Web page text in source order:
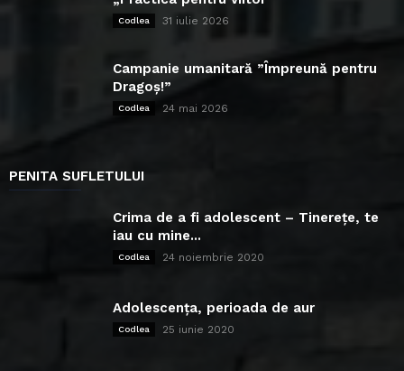
Codlea 31 iulie 2026
Campanie umanitară ”Împreună pentru
Dragoș!”
Codlea 24 mai 2026
PENITA SUFLETULUI
Crima de a fi adolescent – Tinerețe, te
iau cu mine...
Codlea 24 noiembrie 2020
Adolescența, perioada de aur
Codlea 25 iunie 2020